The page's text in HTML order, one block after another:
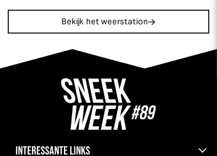
Bekijk het weerstation
INTERESSANTE LINKS